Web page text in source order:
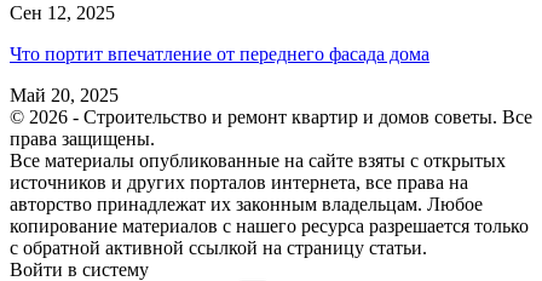
Сен 12, 2025
Что портит впечатление от переднего фасада дома
Май 20, 2025
© 2026 - Строительство и ремонт квартир и домов советы. Все
права защищены.
Все материалы опубликованные на сайте взяты с открытых
источников и других порталов интернета, все права на
авторство принадлежат их законным владельцам. Любое
копирование материалов с нашего ресурса разрешается только
с обратной активной ссылкой на страницу статьи.
Войти в систему